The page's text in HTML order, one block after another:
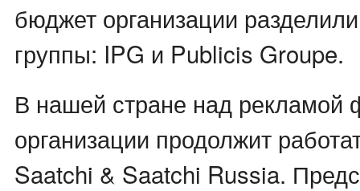
бюджет организации
группы: IPG и Publicis Groupe.
В нашей стране над рекламой
организации продолжит
Saatchi & Saatchi Russia.